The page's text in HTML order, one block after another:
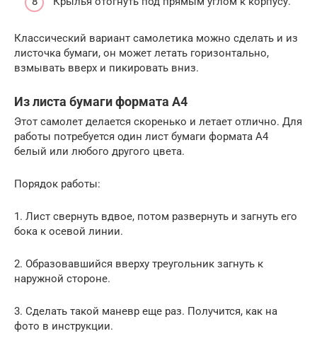
Классический вариант самолетика можно сделать и из
листочка бумаги, он может летать горизонтально,
взмывать вверх и пикировать вниз.
Из листа бумаги формата А4
Этот самолет делается скоренько и летает отлично. Для
работы потребуется один лист бумаги формата А4
белый или любого другого цвета.
Порядок работы:
1. Лист свернуть вдвое, потом развернуть и загнуть его
бока к осевой линии.
2. Образовавшийся вверху треугольник загнуть к
наружной стороне.
3. Сделать такой маневр еще раз. Получится, как на
фото в инструкции.